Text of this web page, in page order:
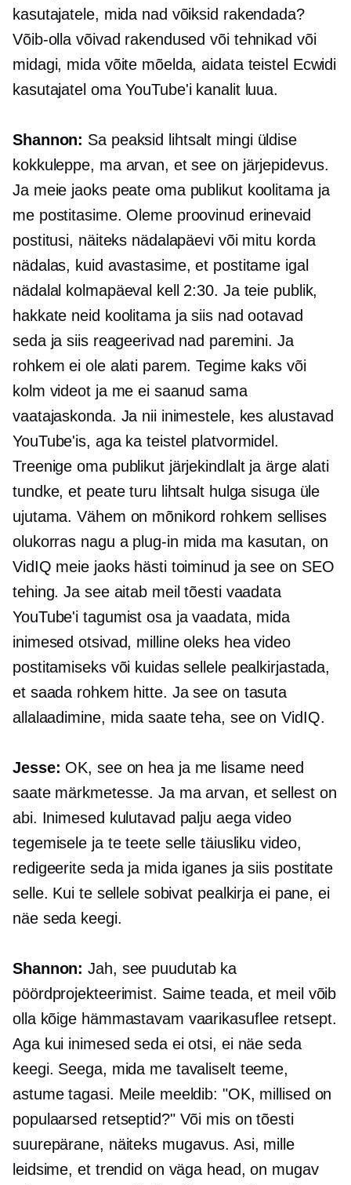
kasutajatele, mida nad võiksid rakendada?
Võib-olla võivad rakendused või tehnikad või
midagi, mida võite mõelda, aidata teistel Ecwidi
kasutajatel oma YouTube'i kanalit luua.
Shannon: Sa peaksid lihtsalt mingi üldise
kokkuleppe, ma arvan, et see on järjepidevus.
Ja meie jaoks peate oma publikut koolitama ja
me postitasime. Oleme proovinud erinevaid
postitusi, näiteks nädalapäevi või mitu korda
nädalas, kuid avastasime, et postitame igal
nädalal kolmapäeval kell 2:30. Ja teie publik,
hakkate neid koolitama ja siis nad ootavad
seda ja siis reageerivad nad paremini. Ja
rohkem ei ole alati parem. Tegime kaks või
kolm videot ja me ei saanud sama
vaatajaskonda. Ja nii inimestele, kes alustavad
YouTube'is, aga ka teistel platvormidel.
Treenige oma publikut järjekindlalt ja ärge alati
tundke, et peate turu lihtsalt hulga sisuga üle
ujutama. Vähem on mõnikord rohkem sellises
olukorras nagu a plug-in mida ma kasutan, on
VidIQ meie jaoks hästi toiminud ja see on SEO
tehing. Ja see aitab meil tõesti vaadata
YouTube'i tagumist osa ja vaadata, mida
inimesed otsivad, milline oleks hea video
postitamiseks või kuidas sellele pealkirjastada,
et saada rohkem hitte. Ja see on tasuta
allalaadimine, mida saate teha, see on VidIQ.
Jesse: OK, see on hea ja me lisame need
saate märkmetesse. Ja ma arvan, et sellest on
abi. Inimesed kulutavad palju aega video
tegemisele ja te teete selle täiusliku video,
redigeerite seda ja mida iganes ja siis postitate
selle. Kui te sellele sobivat pealkirja ei pane, ei
näe seda keegi.
Shannon: Jah, see puudutab ka
pöördprojekteerimist. Saime teada, et meil võib
olla kõige hämmastavam vaarikasuflee retsept.
Aga kui inimesed seda ei otsi, ei näe seda
keegi. Seega, mida me tavaliselt teeme,
astume tagasi. Meile meeldib: "OK, millised on
populaarsed retseptid?" Või mis on tõesti
suurepärane, näiteks mugavus. Asi, mille
leidsime, et trendid on väga head, on mugav